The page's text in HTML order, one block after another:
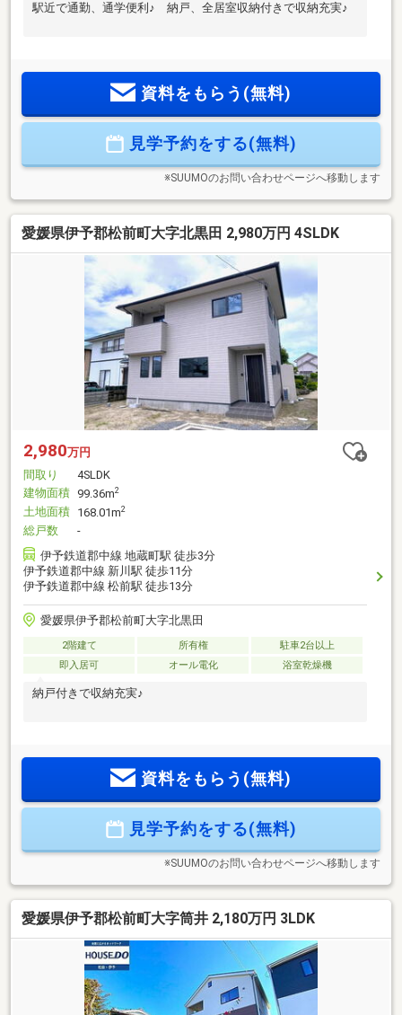
駅近で通勤、通学便利♪ 納戸、全居室収納付きで収納充実♪
資料をもらう(無料)
見学予約をする(無料)
※SUUMOのお問い合わせページへ移動します
愛媛県伊予郡松前町大字北黒田 2,980万円 4SLDK
2,980万円
間取り
4SLDK
建物面積 99.36m2
土地面積 168.01m2
総戸数
-
伊予鉄道郡中線 地蔵町駅 徒歩3分
伊予鉄道郡中線 新川駅 徒歩11分
伊予鉄道郡中線 松前駅 徒歩13分
愛媛県伊予郡松前町大字北黒田
2階建て 所有権
駐車2台以上
即入居可
オール電化 浴室乾燥機
納戸付きで収納充実♪
資料をもらう(無料)
見学予約をする(無料)
※SUUMOのお問い合わせページへ移動します
愛媛県伊予郡松前町大字筒井 2,180万円 3LDK